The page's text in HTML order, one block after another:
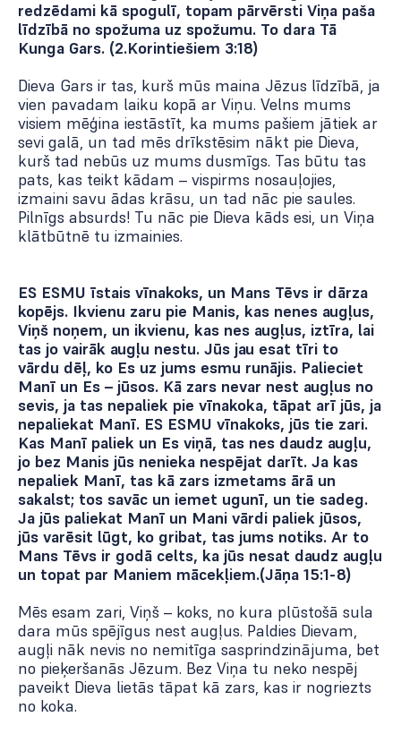
redzēdami kā spogulī, topam pārvērsti Viņa paša
līdzībā no spožuma uz spožumu. To dara Tā
Kunga Gars. (2.Korintiešiem 3:18)
Dieva Gars ir tas, kurš mūs maina Jēzus līdzībā, ja
vien pavadam laiku kopā ar Viņu. Velns mums
visiem mēģina iestāstīt, ka mums pašiem jātiek ar
sevi galā, un tad mēs drīkstēsim nākt pie Dieva,
kurš tad nebūs uz mums dusmīgs. Tas būtu tas
pats, kas teikt kādam – vispirms nosauļojies,
izmaini savu ādas krāsu, un tad nāc pie saules.
Pilnīgs absurds! Tu nāc pie Dieva kāds esi, un Viņa
klātbūtnē tu izmainies.
ES ESMU īstais vīnakoks, un Mans Tēvs ir dārza
kopējs. Ikvienu zaru pie Manis, kas nenes augļus,
Viņš noņem, un ikvienu, kas nes augļus, iztīra, lai
tas jo vairāk augļu nestu. Jūs jau esat tīri to
vārdu dēļ, ko Es uz jums esmu runājis. Palieciet
Manī un Es – jūsos. Kā zars nevar nest augļus no
sevis, ja tas nepaliek pie vīnakoka, tāpat arī jūs, ja
nepaliekat Manī. ES ESMU vīnakoks, jūs tie zari.
Kas Manī paliek un Es viņā, tas nes daudz augļu,
jo bez Manis jūs nenieka nespējat darīt. Ja kas
nepaliek Manī, tas kā zars izmetams ārā un
sakalst; tos savāc un iemet ugunī, un tie sadeg.
Ja jūs paliekat Manī un Mani vārdi paliek jūsos,
jūs varēsit lūgt, ko gribat, tas jums notiks. Ar to
Mans Tēvs ir godā celts, ka jūs nesat daudz augļu
un topat par Maniem mācekļiem.(Jāņa 15:1-8)
Mēs esam zari, Viņš – koks, no kura plūstošā sula
dara mūs spējīgus nest augļus. Paldies Dievam,
augļi nāk nevis no nemitīga sasprindzinājuma, bet
no pieķeršanās Jēzum. Bez Viņa tu neko nespēj
paveikt Dieva lietās tāpat kā zars, kas ir nogriezts
no koka.